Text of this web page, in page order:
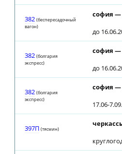
382 (беспересадочный
вагон)
софия —
до
382 (болгария
экспресс)
софия —
до
382 (болгария
экспресс)
софия —
17.06-
397П (тясмин)